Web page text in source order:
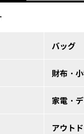
バッグ
財布・
家電・
アウト